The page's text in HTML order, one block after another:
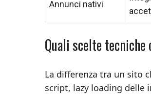
Annunci nativi
Quali scelte tecniche
La differenza tra un sito
script, lazy loading delle